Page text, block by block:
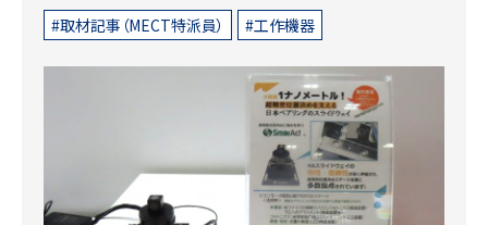
取材記事（MECT特派員） 工作機器